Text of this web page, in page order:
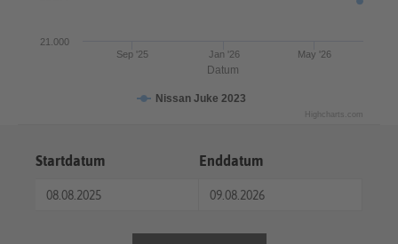
Datum
Nissan Juke 2023
Jan '26
Sep '25 May '26
21.000
Highcharts.com
Startdatum Enddatum